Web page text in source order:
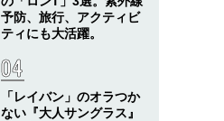
予防、旅行、アクティビ
ティにも大活躍。
「レイバン」のオラつか
ない『大人サングラス』